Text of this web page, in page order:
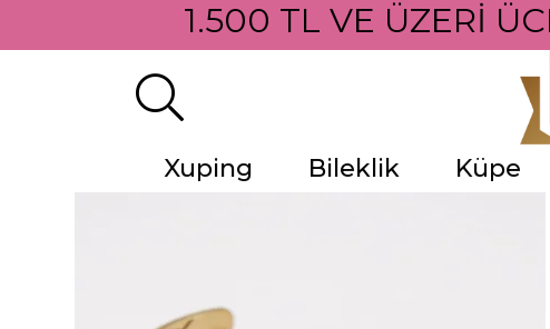
1.500 TL VE ÜZERİ
Xuping Bileklik Küpe